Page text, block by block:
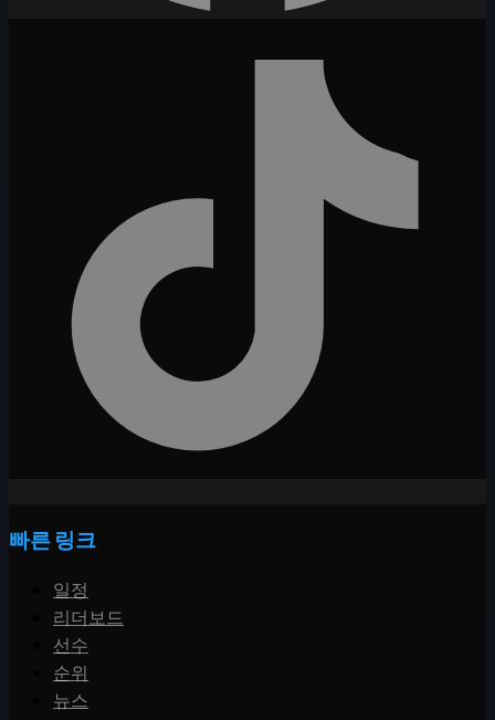
빠른 링크
일정
리더보드
선수
순위
뉴스